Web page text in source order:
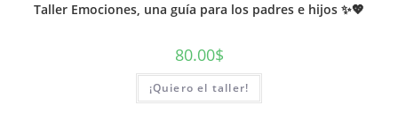
Taller Emociones, una guía para los padres e hijos ✨💖
80.00$
¡Quiero el taller!